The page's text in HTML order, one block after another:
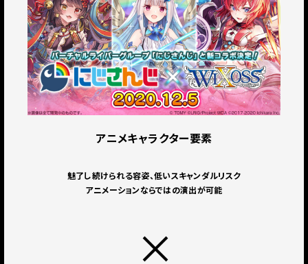
アニメキャラクター要素
魅了し続けられる容姿、低いスキャンダルリスク
アニメーションならではの演出が可能